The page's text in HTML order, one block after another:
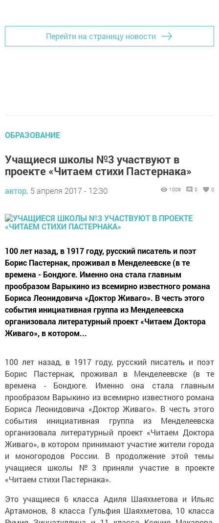
Перейти на страницу новости
ОБРАЗОВАНИЕ
Учащиеся школы №3 участвуют в
проекте «Читаем стихи Пастернака»
автор, 5 апреля 2017 - 12:30 1008 0 0
100 лет назад, в 1917 году, русский писатель и поэт
Борис Пастернак, проживал в Менделеевске (в те
времена - Бондюге. Именно она стала главным
прообразом Варыкино из всемирно известного романа
Бориса Леонидовича «Доктор Живаго». В честь этого
события инициативная группа из Менделеевска
организовала литературный проект «Читаем Доктора
Живаго», в котором...
100 лет назад, в 1917 году, русский писатель и поэт
Борис Пастернак, проживал в Менделеевске (в те
времена - Бондюге. Именно она стала главным
прообразом Варыкино из всемирно известного романа
Бориса Леонидовича «Доктор Живаго». В честь этого
события инициативная группа из Менделеевска
организовала литературный проект «Читаем Доктора
Живаго», в котором принимают участие жители города
и моногородов России. В продолжение этой темы
учащиеся школы №3 приняли участие в проекте
«Читаем стихи Пастернака».
Это учащиеся 6 класса Адиля Шаяхметова и Ильяс
Артамонов, 8 класса Гульфия Шаяхметова, 10 класса